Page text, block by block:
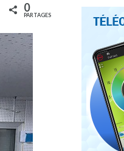
0
PARTAGES